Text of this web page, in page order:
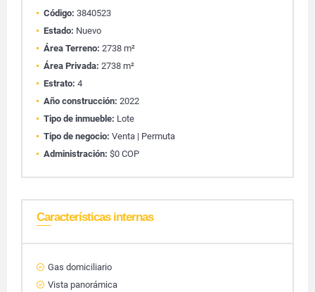
Código: 3840523
Estado: Nuevo
Área Terreno: 2738 m²
Área Privada: 2738 m²
Estrato: 4
Año construcción: 2022
Tipo de inmueble: Lote
Tipo de negocio: Venta | Permuta
Administración: $0 COP
Características internas
Gas domiciliario
Vista panorámica